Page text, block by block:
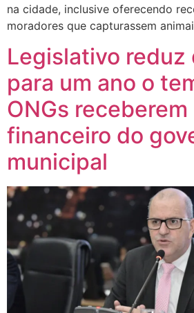
na cidade, inclusive oferecendo
moradores que capturassem
Legislativo reduz
para um ano o
ONGs
financeiro do
municipal